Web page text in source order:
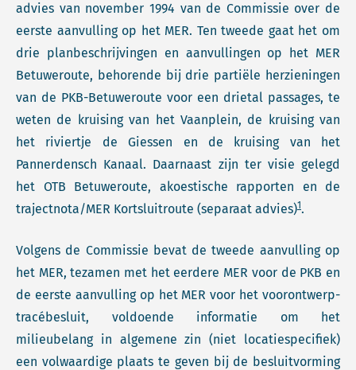
advies van november 1994 van de Commissie over de
eerste aanvulling op het MER. Ten tweede gaat het om
drie planbeschrijvingen en aanvullingen op het MER
Betuweroute, behorende bij drie partiële herzieningen
van de PKB-Betuweroute voor een drietal passages, te
weten de kruising van het Vaanplein, de kruising van
het riviertje de Giessen en de kruising van het
Pannerdensch Kanaal. Daarnaast zijn ter visie gelegd
het OTB Betuweroute, akoestische rapporten en de
trajectnota/MER Kortsluitroute (separaat advies)1 .
Volgens de Commissie bevat de tweede aanvulling op
het MER, tezamen met het eerdere MER voor de PKB en
de eerste aanvulling op het MER voor het voorontwerp-
tracébesluit, voldoende informatie om het
milieubelang in algemene zin (niet locatiespecifiek)
een volwaardige plaats te geven bij de besluitvorming